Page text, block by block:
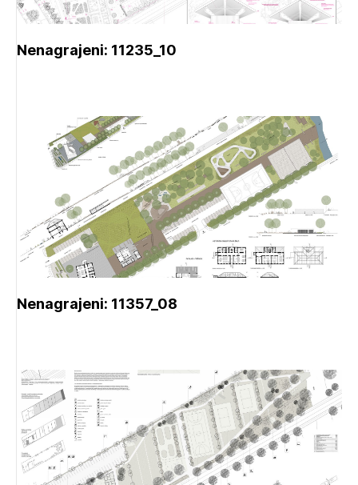
Nenagrajeni: 11235_10
Nenagrajeni: 11357_08